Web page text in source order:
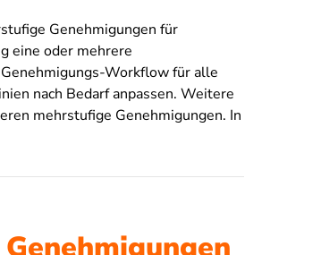
Genehmigungen für
eine oder mehrere
Workflow für alle
nach Bedarf anpassen. Weitere
mehrstufige Genehmigungen. In